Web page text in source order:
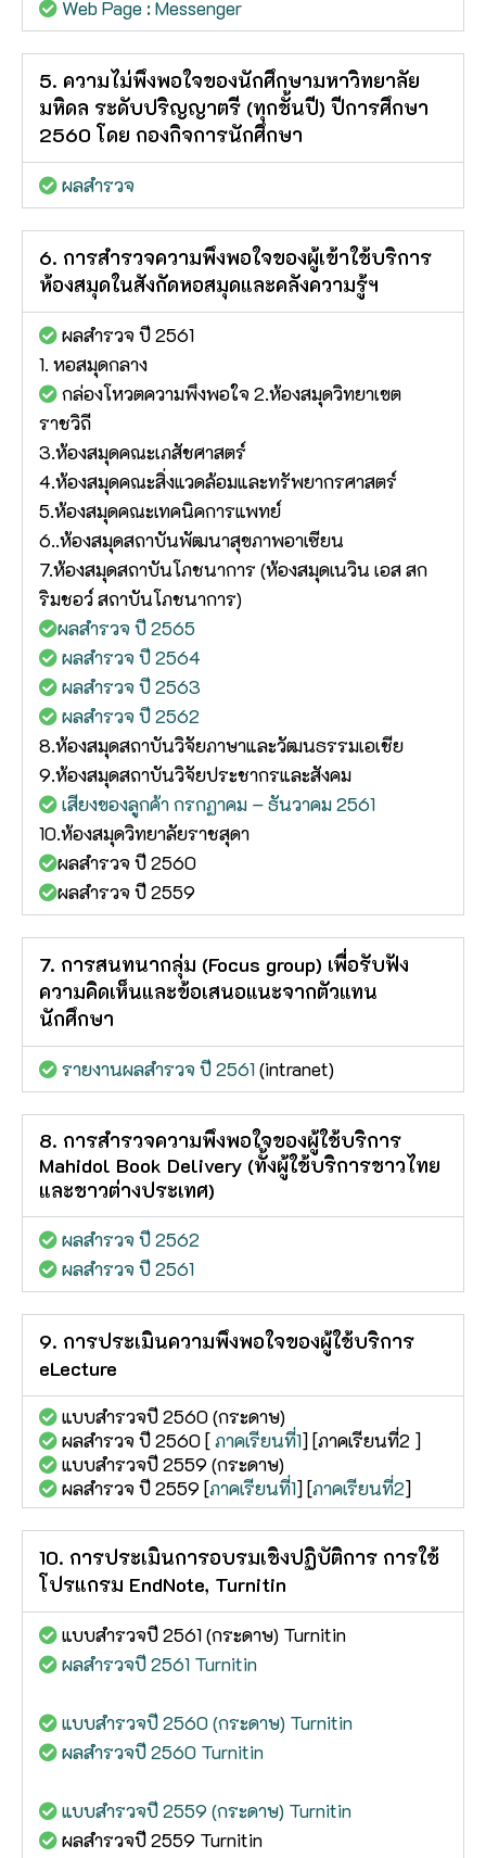
Web Page : Messenger
5. ความไม่พึงพอใจของนักศึกษามหาวิทยาลัย
มหิดล ระดับปริญญาตรี (ทุกชั้นปี) ปีการศึกษา
2560 โดย กองกิจการนักศึกษา
ผลสำรวจ
6. การสำรวจความพึงพอใจของผู้เข้าใช้บริการ
ห้องสมุดในสังกัดหอสมุดและคลังความรู้ฯ
ผลสำรวจ ปี 2561
1. หอสมุดกลาง
กล่องโหวตความพึงพอใจ 2.ห้องสมุดวิทยาเขต
ราชวิถี
3.ห้องสมุดคณะเภสัชศาสตร์
4.ห้องสมุดคณะสิ่งแวดล้อมและทรัพยากรศาสตร์
5.ห้องสมุดคณะเทคนิคการแพทย์
6..ห้องสมุดสถาบันพัฒนาสุขภาพอาเซียน
7.ห้องสมุดสถาบันโภชนาการ (ห้องสมุดเนวิน เอส สก
ริมชอว์ สถาบันโภชนาการ)
ผลสำรวจ ปี 2565
ผลสำรวจ ปี 2564
ผลสำรวจ ปี 2563
ผลสำรวจ ปี 2562
8.ห้องสมุดสถาบันวิจัยภาษาและวัฒนธรรมเอเชีย
9.ห้องสมุดสถาบันวิจัยประชากรและสังคม
เสียงของลูกค้า กรกฏาคม – ธันวาคม 2561
10.ห้องสมุดวิทยาลัยราชสุดา
ผลสำรวจ ปี 2560
ผลสำรวจ ปี 2559
7. การสนทนากลุ่ม (Focus group) เพื่อรับฟัง
ความคิดเห็นและข้อเสนอแนะจากตัวแทน
นักศึกษา
รายงานผลสำรวจ ปี 2561(intranet)
8. การสำรวจความพึงพอใจของผู้ใช้บริการ
Mahidol Book Delivery (ทั้งผู้ใช้บริการชาวไทย
และชาวต่างประเทศ)
ผลสำรวจ ปี 2562
ผลสำรวจ ปี 2561
9. การประเมินความพึงพอใจของผู้ใช้บริการ
eLecture
แบบสำรวจปี 2560 (กระดาษ)
ผลสำรวจ ปี 2560 [ภาคเรียนที่1] [ภาคเรียนที่2 ]
แบบสำรวจปี 2559 (กระดาษ)
ผลสำรวจ ปี 2559 [ภาคเรียนที่1] [ภาคเรียนที่2]
10. การประเมินการอบรมเชิงปฏิบัติการ การใช้
โปรแกรม EndNote, Turnitin
แบบสำรวจปี 2561 (กระดาษ) Turnitin
ผลสำรวจปี 2561 Turnitin
แบบสำรวจปี 2560 (กระดาษ) Turnitin
ผลสำรวจปี 2560 Turnitin
แบบสำรวจปี 2559 (กระดาษ) Turnitin
ผลสำรวจปี 2559 Turnitin